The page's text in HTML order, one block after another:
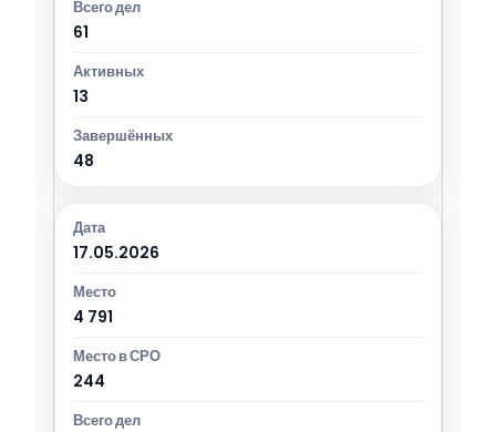
61
13
48
17.05.2026
4 791
244